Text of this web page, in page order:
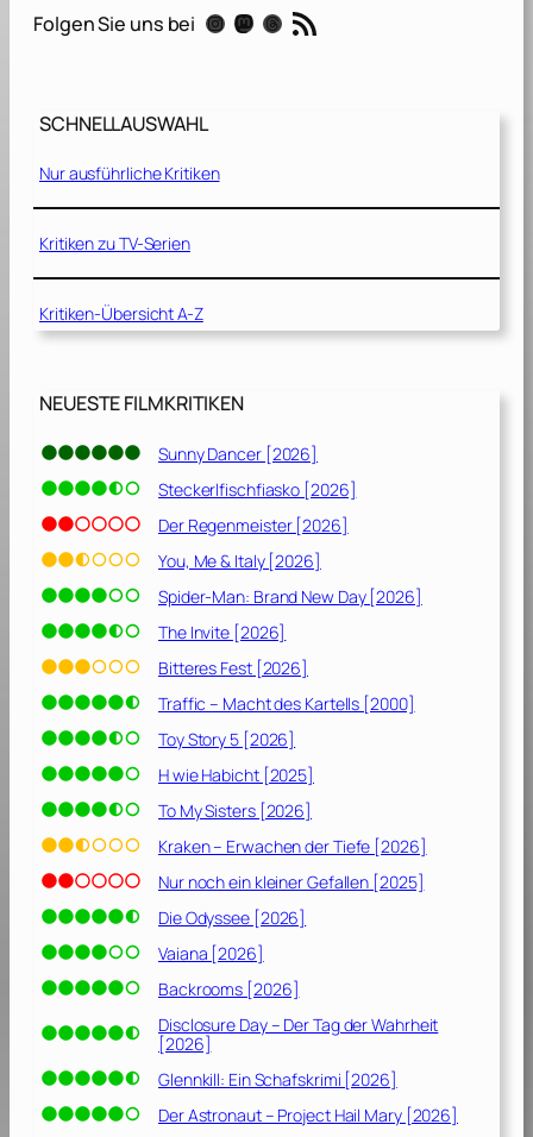
o
2
1
n
i
E
l
v
d
u
c
A
m
e
r
i
a
[
2
0
1
7
]
Folgen Sie uns bei Instagram Mastodon Threads RSS-Feed
SCHNELLAUSWAHL
Nur ausführliche Kritiken
Kritiken zu TV-Serien
Kritiken-Übersicht A-Z
NEUESTE FILMKRITIKEN
Sunny Dancer [2026]
Steckerlfischfiasko [2026]
Der Regenmeister [2026]
You, Me & Italy [2026]
Spider-Man: Brand New Day [2026]
The Invite [2026]
Bitteres Fest [2026]
Traffic – Macht des Kartells [2000]
Toy Story 5 [2026]
H wie Habicht [2025]
To My Sisters [2026]
Kraken – Erwachen der Tiefe [2026]
Nur noch ein kleiner Gefallen [2025]
Die Odyssee [2026]
Vaiana [2026]
Backrooms [2026]
Disclosure Day – Der Tag der Wahrheit
[2026]
Glennkill: Ein Schafskrimi [2026]
Der Astronaut – Project Hail Mary [2026]